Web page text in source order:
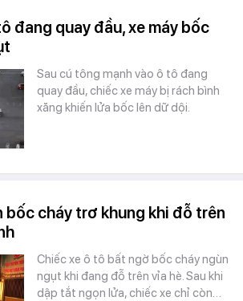
đang quay đầu, xe máy bốc
Sau cú tông mạnh vào ô tô đang
quay đầu, chiếc xe máy bị rách bình
xăng khiến lửa bốc lên dữ dội.
bốc cháy trơ khung khi đỗ trên
Chiếc xe ô tô bất ngờ bốc cháy ngùn
ngụt khi đang đỗ trên vỉa hè. Sau khi
dập tắt ngọn lửa, chiếc xe chỉ còn…